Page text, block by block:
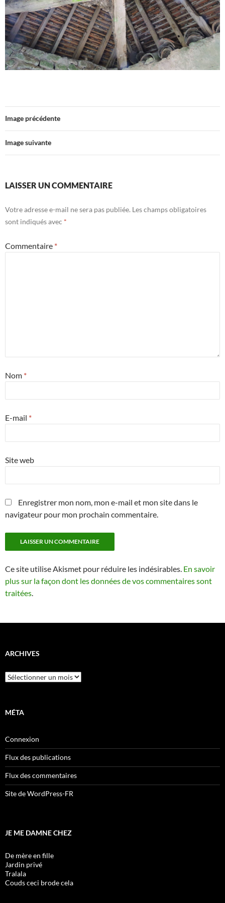
Image précédente
Image suivante
LAISSER UN COMMENTAIRE
Votre adresse e-mail ne sera pas publiée. Les champs obligatoires
sont indiqués avec *
Commentaire *
Nom *
E-mail *
Site web
Enregistrer mon nom, mon e-mail et mon site dans le
navigateur pour mon prochain commentaire.
Ce site utilise Akismet pour réduire les indésirables. En savoir
plus sur la façon dont les données de vos commentaires sont
traitées.
ARCHIVES
Archives
MÉTA
Connexion
Flux des publications
Flux des commentaires
Site de WordPress-FR
JE ME DAMNE CHEZ
De mère en fille
Jardin privé
Tralala
Couds ceci brode cela